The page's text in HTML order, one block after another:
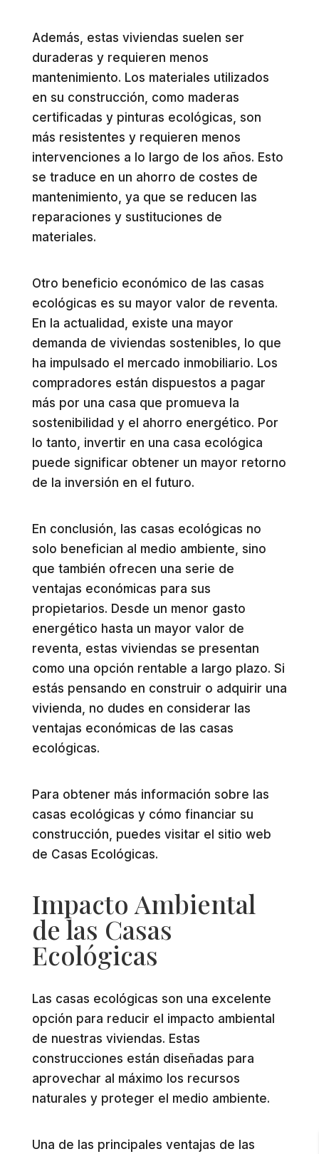
Además, estas viviendas suelen ser
duraderas y requieren menos
mantenimiento. Los materiales utilizados
en su construcción, como maderas
certificadas y pinturas ecológicas, son
más resistentes y requieren menos
intervenciones a lo largo de los años. Esto
se traduce en un ahorro de costes de
mantenimiento, ya que se reducen las
reparaciones y sustituciones de
materiales.
Otro beneficio económico de las casas
ecológicas es su mayor valor de reventa.
En la actualidad, existe una mayor
demanda de viviendas sostenibles, lo que
ha impulsado el mercado inmobiliario. Los
compradores están dispuestos a pagar
más por una casa que promueva la
sostenibilidad y el ahorro energético. Por
lo tanto, invertir en una casa ecológica
puede significar obtener un mayor retorno
de la inversión en el futuro.
En conclusión, las casas ecológicas no
solo benefician al medio ambiente, sino
que también ofrecen una serie de
ventajas económicas para sus
propietarios. Desde un menor gasto
energético hasta un mayor valor de
reventa, estas viviendas se presentan
como una opción rentable a largo plazo. Si
estás pensando en construir o adquirir una
vivienda, no dudes en considerar las
ventajas económicas de las casas
ecológicas.
Para obtener más información sobre las
casas ecológicas y cómo financiar su
construcción, puedes visitar el sitio web
de Casas Ecológicas.
Impacto Ambiental
de las Casas
Ecológicas
Las casas ecológicas son una excelente
opción para reducir el impacto ambiental
de nuestras viviendas. Estas
construcciones están diseñadas para
aprovechar al máximo los recursos
naturales y proteger el medio ambiente.
Una de las principales ventajas de las